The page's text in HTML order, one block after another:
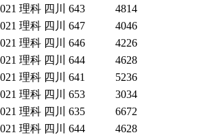
理科 四川 643
4814
理科 四川 647
4046
理科 四川 646
4226
理科 四川 644
4628
理科 四川 641
5236
理科 四川 653
3034
理科 四川 635
6672
理科 四川 644
4628